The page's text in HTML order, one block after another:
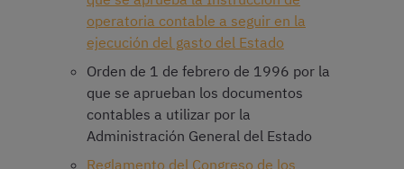
operatoria contable a seguir en la
ejecución del gasto del Estado
Orden de 1 de febrero de 1996 por la
que se aprueban los documentos
contables a utilizar por la
Administración General del Estado
Reglamento del Congreso de los